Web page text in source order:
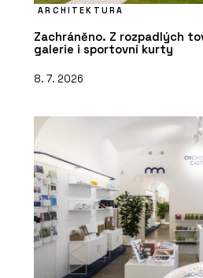
ARCHITEKTURA
Zachráněno. Z rozpadlých
galerie i sportovní kurty
8. 7. 2026